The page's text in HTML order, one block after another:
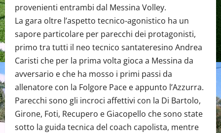
provenienti entrambi dal Messina Volley.
La gara oltre l’aspetto tecnico-agonistico ha un
sapore particolare per parecchi dei protagonisti,
primo tra tutti il neo tecnico santateresino Andrea
Caristi che per la prima volta gioca a Messina da
avversario e che ha mosso i primi passi da
allenatore con la Folgore Pace e appunto l’Azzurra.
Parecchi sono gli incroci affettivi con la Di Bartolo,
Girone, Foti, Recupero e Giacopello che sono state
sotto la guida tecnica del coach capolista, mentre